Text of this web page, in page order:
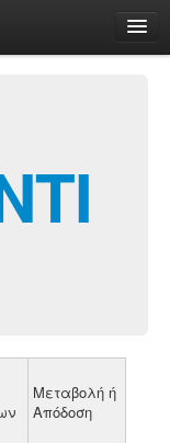
Μεταβολή ή
Απόδοση